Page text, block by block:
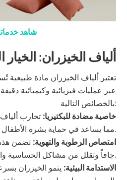
شاهد
ألياف الخيزران:
تعتبر ألياف الخيزران مادة
عبر عمليات فيزيائية وكيميائية
بالخصائص التالية:
خاصية مضادة للبكتيريا: تحارب ألياف
مما يساعد في حماية بشرة الأطفال الحساسة.
امتصاص الرطوبة والتهوية: تضمن هذه
جافاً وتقلل من مشاكل الحساسية والالتهابات.
الاستدامة البيئية: ينمو الخيزران